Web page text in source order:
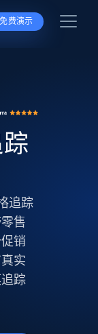
费演示
追踪
售
销
实
踪